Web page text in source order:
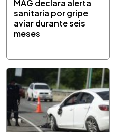
MAG declara alerta
sanitaria por gripe
aviar durante seis
meses